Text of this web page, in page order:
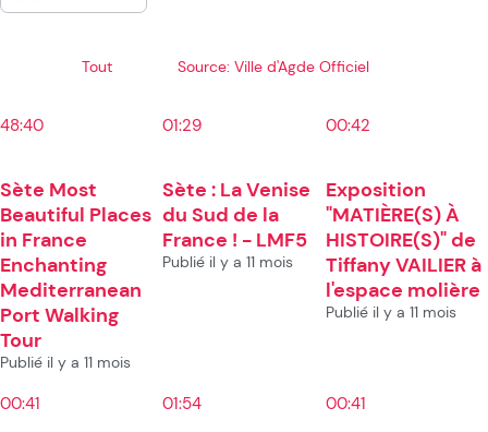
Tout Source: Ville d'Agde Officiel
48:40
Sète Most
Beautiful Places
in France
Enchanting
Mediterranean
Port Walking
Tour
Publié il y a 11 mois
01:29
Sète : La Venise
du Sud de la
France ! - LMF5
Publié il y a 11 mois
00:42
Exposition
"MATIÈRE(S) À
HISTOIRE(S)" de
Tiffany VAILIER à
l'espace molière
Publié il y a 11 mois
00:41 01:54 00:41